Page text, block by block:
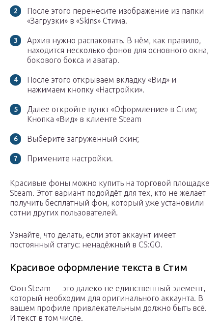
После этого перенесите изображение из папки
«Загрузки» в «Skins» Стима.
Архив нужно распаковать. В нём, как правило,
находится несколько фонов для основного окна,
бокового бокса и аватар.
После этого открываем вкладку «Вид» и
нажимаем кнопку «Настройки».
Далее откройте пункт «Оформление» в Стим;
Кнопка «Вид» в клиенте Steam
Выберите загруженный скин;
Примените настройки.
Красивые фоны можно купить на торговой площадке
Steam. Этот вариант подойдёт для тех, кто не желает
получить бесплатный фон, который уже установили
сотни других пользователей.
Узнайте, что делать, если этот аккаунт имеет
постоянный статус: ненадёжный в CS:GO.
Красивое оформление текста в Стим
Фон Steam — это далеко не единственный элемент,
который необходим для оригинального аккаунта. В
вашем профиле привлекательным должно быть всё.
И текст в том числе.